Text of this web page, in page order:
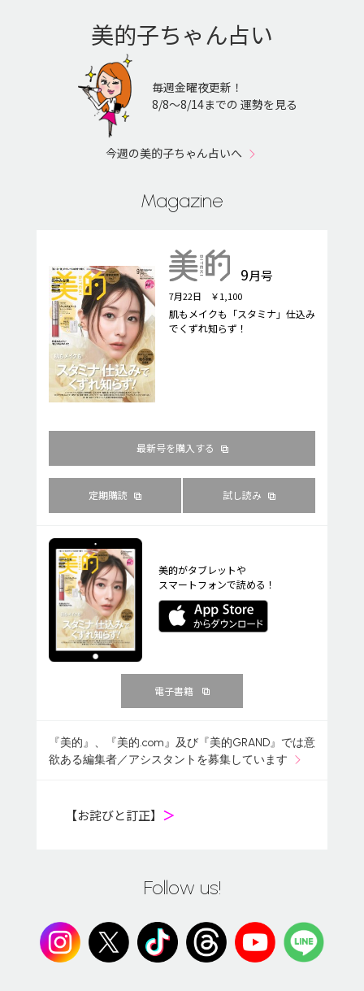
美的子ちゃん占い
毎週金曜夜更新！
8/8〜8/14までの 運勢を見る
今週の美的子ちゃん占いへ
Magazine
9月号
7月22日 ￥1,100
肌もメイクも「スタミナ」仕込み
でくずれ知らず！
最新号を購入する
定期購読 試し読み
美的がタブレットや
スマートフォンで読める！
電子書籍
『美的』、『美的.com』及び『美的GRAND』では意
欲ある編集者／アシスタントを募集しています
【お詫びと訂正】 ＞
Follow us!